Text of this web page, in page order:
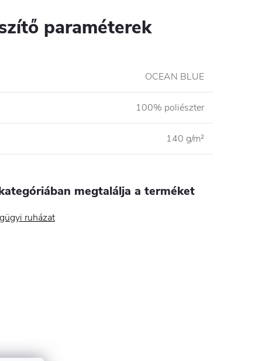
paraméterek
OCEAN BLUE
100% poliészter
140 g/m²
megtalálja a terméket
ruházat